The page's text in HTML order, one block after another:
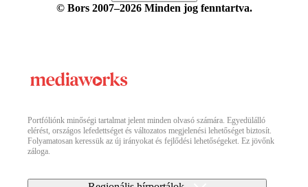
© Bors 2007–2026 Minden jog fenntartva.
Portfóliónk minőségi tartalmat jelent minden olvasó számára. Egyedülálló
elérést, országos lefedettséget és változatos megjelenési lehetőséget biztosít.
Folyamatosan keressük az új irányokat és fejlődési lehetőségeket. Ez jövőnk
záloga.